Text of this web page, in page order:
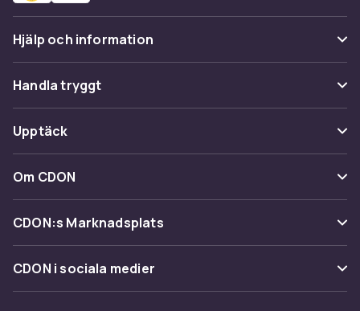
Hjälp och information
Vanliga frågor
Spåra paket
Ångra & Returnera här
Kundservice
Handla tryggt
Betalning
Leverans
Återkallelser
Upptäck
Kategorier
Varumärken
Shopit.se
Om CDON
Om oss
Kundrecensioner
CDON:s Marknadsplats
Sälj på CDON
Bli affiliate
CDON i sociala medier